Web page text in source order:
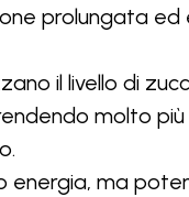
prolungata ed
il livello di
molto
energia, ma